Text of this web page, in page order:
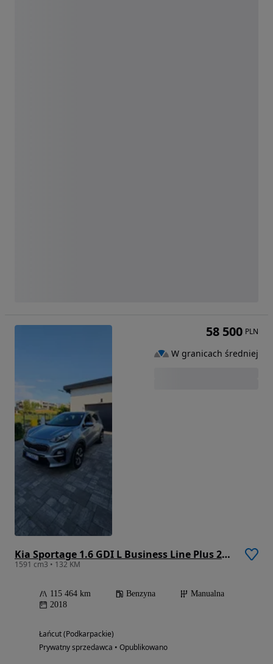
Kia Sportage 1.6 GDI L Business Line Plus 2WD
1591 cm3 • 132 KM
115 464 km Benzyna
Manualna
2018
Łańcut (Podkarpackie)
Prywatny sprzedawca • Opublikowano
58 500 PLN
W granicach średniej